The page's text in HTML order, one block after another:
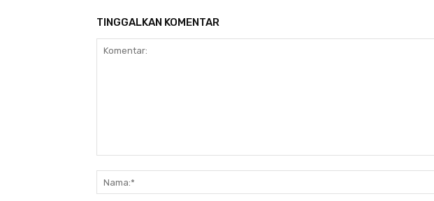
TINGGALKAN KOMENTAR